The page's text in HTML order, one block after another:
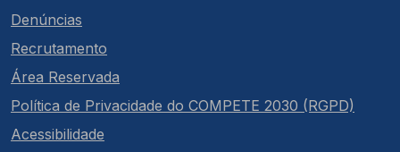
Denúncias
Recrutamento
Área Reservada
Política de Privacidade do COMPETE 2030 (RGPD)
Acessibilidade